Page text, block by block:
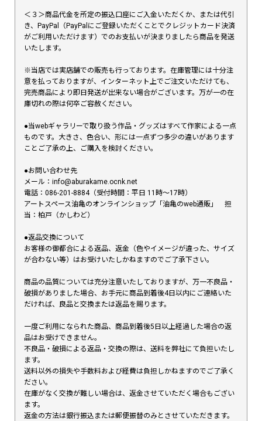
＜３＞商品代金を所定の振込口座にご入金いただくか、または代引
き、PayPal（PayPalにご登録いただくことでクレジットカード決済
がご利用いただけます）でのお支払いが決まりましたら商品を発送
いたします。
※当店では実店舗での販売も行っております。在庫管理には十分注
意を払っておりますが、インターネット上でご注文いただけても、
完売商品により即日発送が出来ない場合がございます。万が一の在
庫切れの際は何卒ご容赦ください。
●当webギャラリーで取り扱う作品・グッズはすべて作家による一点
ものです。大きさ、色合い、形には一点ずつ多少の違いがあります
ことご了承の上、ご購入を検討ください。
●お問い合わせ先
メール：info@aburakame.ocnk.net
電話：086-201-8884（受付時間：平日 11時〜17時）
アートスペース油亀のオンラインショップ「油亀のweb通販」 担
当：柏戸（かしわど）
●返品交換について
お客様の御都合による返品、返金（色やイメージが違った、サイズ
が合わない等）はお受けいたしかねますのでご了承下さい。
商品の品質については充分注意いたしておりますが、万一不良品・
破損がありました場合、お手元に商品到着後4日以内にご連絡いた
だければ、良品と交換または返品を賜ります。
一度ご利用になられた商品、商品到着後5日以上経過した場合の返
品はお受けできません。
不良品・破損による返品・交換の際は、送料を弊社にて負担いたし
ます。
送料以外の損失や手数料および経費は負担しかねますのでご了承く
ださい。
在庫がなく交換が難しい場合は、返金させていただく場合もござい
ます。
返金の方法は銀行振込または郵便振替のみとさせていただきます。